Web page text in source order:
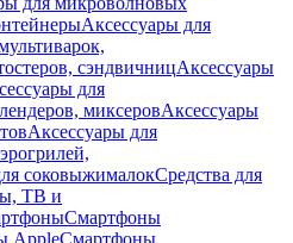
Аксессуары для
сэндвичницАксессуары
для
миксеровАксессуары
Аксессуары для
соковыжималокСредства для
ТВ и
Смартфоны
AppleСмартфоны